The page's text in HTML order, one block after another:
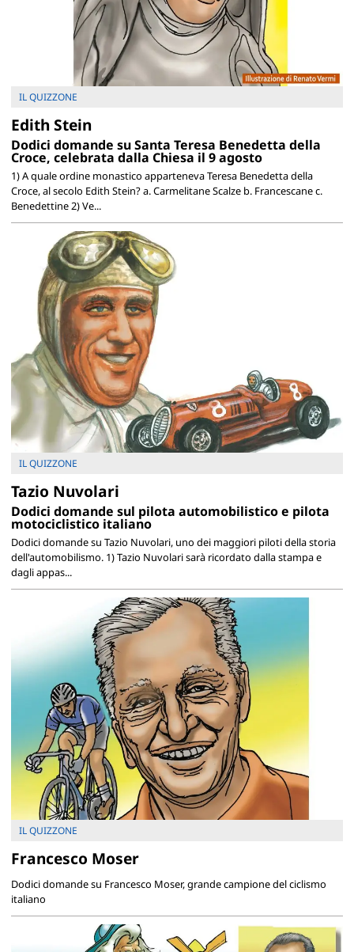
IL QUIZZONE
Edith Stein
Dodici domande su Santa Teresa Benedetta della
Croce, celebrata dalla Chiesa il 9 agosto
1) A quale ordine monastico apparteneva Teresa Benedetta della
Croce, al secolo Edith Stein? a. Carmelitane Scalze b. Francescane c.
Benedettine 2) Ve...
IL QUIZZONE
Tazio Nuvolari
Dodici domande sul pilota automobilistico e pilota
motociclistico italiano
Dodici domande su Tazio Nuvolari, uno dei maggiori piloti della storia
dell'automobilismo. 1) Tazio Nuvolari sarà ricordato dalla stampa e
dagli appas...
IL QUIZZONE
Francesco Moser
Dodici domande su Francesco Moser, grande campione del ciclismo
italiano